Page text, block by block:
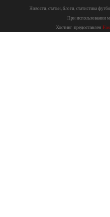
Новости, статьи, блоги, статистика
При использовании
Хостинг предоставлен